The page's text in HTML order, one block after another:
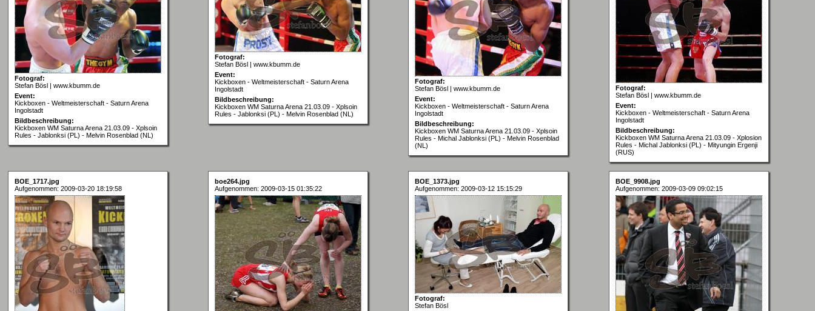
Fotograf:
Stefan Bösl | www.kbumm.de
Event:
Kickboxen - Weltmeisterschaft - Saturn Arena
Ingolstadt
Bildbeschreibung:
Kickboxen WM Saturna Arena 21.03.09 - Xplsoin
Rules - Jablonksi (PL) - Melvin Rosenblad (NL)
Fotograf:
Stefan Bösl | www.kbumm.de
Event:
Kickboxen - Weltmeisterschaft - Saturn Arena
Ingolstadt
Bildbeschreibung:
Kickboxen WM Saturna Arena 21.03.09 - Xplsoin
Rules - Jablonksi (PL) - Melvin Rosenblad (NL)
Fotograf:
Stefan Bösl | www.kbumm.de
Event:
Kickboxen - Weltmeisterschaft - Saturn Arena
Ingolstadt
Bildbeschreibung:
Kickboxen WM Saturna Arena 21.03.09 - Xplsoin
Rules - Michal Jablonksi (PL) - Melvin Rosenblad
(NL)
Fotograf:
Stefan Bösl | www.kbumm.de
Event:
Kickboxen - Weltmeisterschaft - Saturn Arena
Ingolstadt
Bildbeschreibung:
Kickboxen WM Saturna Arena 21.03.09 - Xplosion
Rules - Michal Jablonksi (PL) - Mityungin Ergenji
(RUS)
BOE_1717.jpg
Aufgenommen: 2009-03-20 18:19:58
boe264.jpg
Aufgenommen: 2009-03-15 01:35:22
BOE_1373.jpg
Aufgenommen: 2009-03-12 15:15:29
Fotograf:
Stefan Bösl
BOE_9908.jpg
Aufgenommen: 2009-03-09 09:02:15